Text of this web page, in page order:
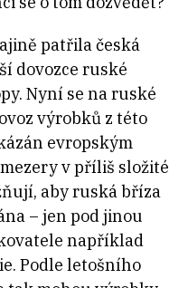
patřila česká
dovozce ruské
Nyní se na ruské
výrobků z této
evropským
v příliš složité
aby ruská bříza
– jen pod jinou
například
Podle letošního